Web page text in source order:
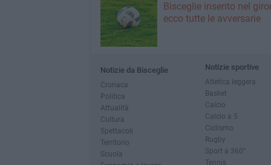
Bisceglie inserito nel
ecco tutte le avversarie
Notizie da Bisceglie
Cronaca
Politica
Attualità
Cultura
Spettacoli
Territorio
Scuola
Notizie sportive
Atletica leggera
Basket
Calcio
Calcio a 5
Ciclismo
Rugby
Sport a 360°
Tennis